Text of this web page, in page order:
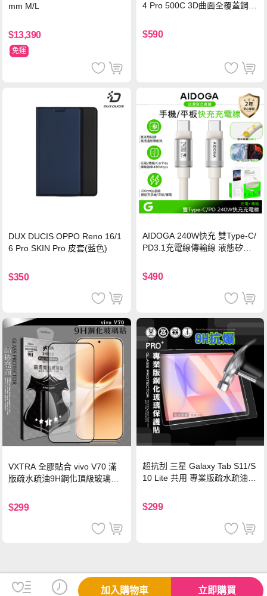
mm M/L
$13,390
免運
4 Pro 500C 3D曲面全覆蓋鋼化
保護貼
$590
DUX DUCIS OPPO Reno 16/1
6 Pro SKIN Pro 皮套(藍色)
$350
AIDOGA 240W快充 雙Type-C/
PD3.1充電線傳輸線 液態矽膠
機/平板/筆電
$490
VXTRA 全膠貼合 vivo V70 滿
版疏水疏油9H鋼化頂級玻璃貼
$299
超抗刮 三星 Galaxy Tab S11/S
10 Lite 共用 專業版疏水疏油9
$299
加入購物車 立即購買